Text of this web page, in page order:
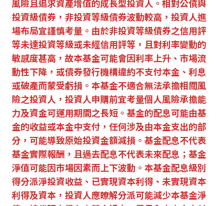
風險且追求資產增值的成長型投資人。相對公債與
投資級債券，非投資等級債券波動較高，投資人進
場布局宜謹慎考量。由於非投資等級債券之信用評
等未達投資等級或未經信用評等，且對利率變動的
敏感度甚高，故本基金可能會因利率上升、市場流
動性下降，或債券發行機構違約不支付本金、利息
或破產而蒙受虧損。本基金不適合無法承擔相關風
險之投資人，投資人申購前宜考量個人風險承擔能
力及資金可運用期間之長短。基金的配息可能由基
金的收益或本金中支付，任何涉及由本金支出的部
分，可能導致原始投資金額減損。基金配息不代表
基金實際報酬，且過去配息不代表未來配息；基金
淨值可能因市場因素而上下波動。本基金配息級別
得分派淨投資收益、已實現資本利得、未實現資本
利得及資本，投資人應瞭解分派可能減少本基金淨